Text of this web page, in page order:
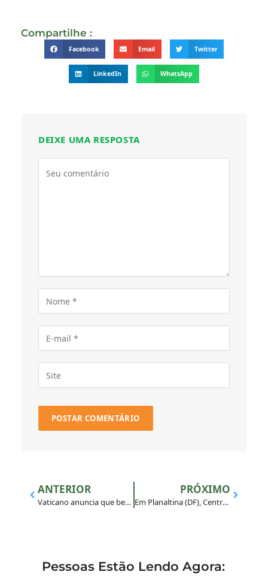
Compartilhe :
Facebook Email Twitter
LinkedIn WhatsApp
DEIXE UMA RESPOSTA
ANTERIOR
Vaticano anuncia que beata Irmã Dulce será proclamada santa
PRÓXIMO
Em Planaltina (DF), Centro MAGIS Burnier realiza primeiro módulo da Catequese Narrativa
Pessoas Estão Lendo Agora: